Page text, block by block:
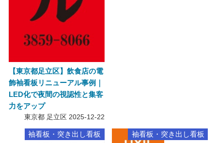
【東京都足立区】飲食店の電
飾袖看板リニューアル事例｜
LED化で夜間の視認性と集客
力をアップ
東京都 足立区 2025-12-22
袖看板・突き出し看板 袖看板・突き出し看板